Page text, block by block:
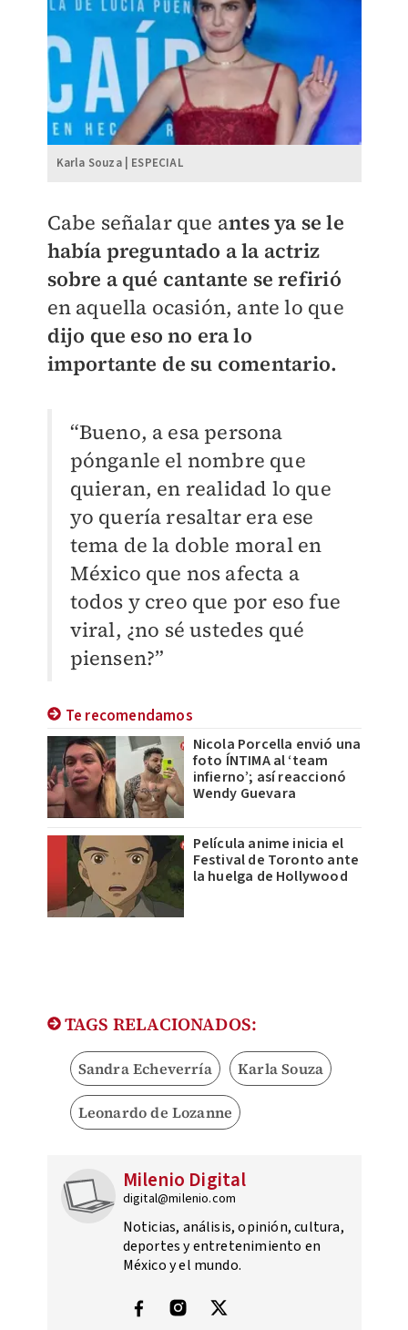
Karla Souza | ESPECIAL
Cabe señalar que antes ya se le
había preguntado a la actriz
sobre a qué cantante se refirió
en aquella ocasión, ante lo que
dijo que eso no era lo
importante de su comentario.
“Bueno, a esa persona
pónganle el nombre que
quieran, en realidad lo que
yo quería resaltar era ese
tema de la doble moral en
México que nos afecta a
todos y creo que por eso fue
viral, ¿no sé ustedes qué
piensen?”
Te recomendamos
Nicola Porcella envió una
foto ÍNTIMA al ‘team
infierno’; así reaccionó
Wendy Guevara
Película anime inicia el
Festival de Toronto ante
la huelga de Hollywood
TAGS RELACIONADOS:
Sandra Echeverría Karla Souza
Leonardo de Lozanne
Milenio Digital
digital@milenio.com
Noticias, análisis, opinión, cultura,
deportes y entretenimiento en
México y el mundo.